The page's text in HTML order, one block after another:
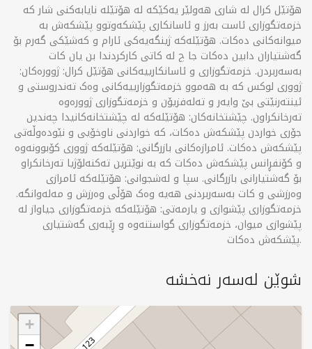
هۆتێل کرال لە شاری هەولێر یەکێکە لە هۆتێلە نایابەکنی شار کە
خزمەتگوزاری ئاست بەرز و ئاسانکاری پێشکەوتوو پێشکەش بە
میوانەکانی دەکات. هۆتێلەکە ژینگەیەکی ئارام و کەشێکی گەرم بۆ
گەشتیاران دابین دەکات جا چ لە کاتی کارکردندا بن یان کات
بەسەربردن. خزمەتگوزاری و ئاسانکارییەکانی هۆتێل کرال: ژوورەکان:
ژووری لوکس کە بە هەموو خزمەتگوزارییەکانی وەک تەندروستی و
ئینتەرنێتی بێ وایەر و تەلەفزیۆن و خزمەتگوزاری ژوورەوە
تەرخانکراون. چێشتخانەکان: هۆتێلەکە لە چێشتخانەکانیدا چەندین
جۆری خواردن پێشکەش دەکات، کە خواردنی ناوخۆیی و نێودەوڵەتی
پێشکەش دەکات. ئامرازەکانی بازرگانی: هۆتێلەکە ژووری کۆبوونەوە
و کۆنفڕانس پێشکەش دەکات کە بە نوێترین تەکنەلۆژیا تەرخانکراو
بۆ گەشتیارانی بازرگانی. سپا و لەشجوانی: هۆتێلەکە ئامرازی
وەرزشی و کات بەسەربردنی هەیە وەک هۆڵی وەرزش و مەلەوانگە.
خزمەتگوزاری پێشوازی و یارمەتی: هۆتێلەکە خزمەتگوزاری جیاواز لە
پێشوازی میوان، خزمەتگوزاری گواستنەوە و ڕێبەری گەشتیاری
پێشکەش دەکات.
شوێن لەسەر نەخشە
+
−